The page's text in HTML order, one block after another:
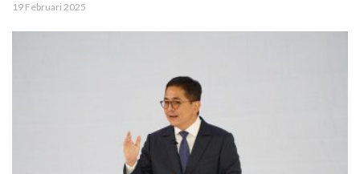
19 Februari 2025